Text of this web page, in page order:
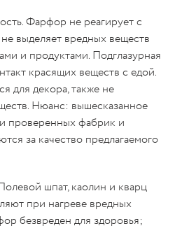
Фарфор не реагирует с
выделяет вредных веществ
и продуктами. Подглазурная
красящих веществ с едой.
для декора, также не
Нюанс: вышесказанное
проверенных фабрик и
за качество предлагаемого
шпат, каолин и кварц
при нагреве вредных
безвреден для здоровья;